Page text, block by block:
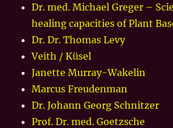
Dr. med. Michael Greger –
healing capacities of Plant
Dr. Dr. Thomas Levy
Veith / Küsel
Janette Murray-Wakelin
Marcus Freudenman
Dr. Johann Georg Schnitzer
Prof. Dr. med. Goetzsche